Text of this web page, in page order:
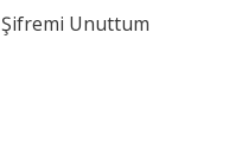
Şifremi Unuttum